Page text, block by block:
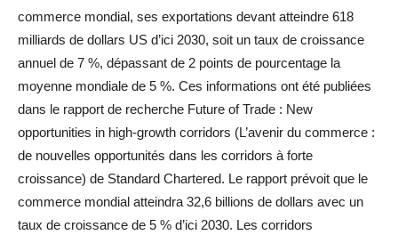
commerce mondial, ses exportations devant atteindre 618
milliards de dollars US d’ici 2030, soit un taux de croissance
annuel de 7 %, dépassant de 2 points de pourcentage la
moyenne mondiale de 5 %. Ces informations ont été publiées
dans le rapport de recherche Future of Trade : New
opportunities in high-growth corridors (L’avenir du commerce :
de nouvelles opportunités dans les corridors à forte
croissance) de Standard Chartered. Le rapport prévoit que le
commerce mondial atteindra 32,6 billions de dollars avec un
taux de croissance de 5 % d’ici 2030. Les corridors